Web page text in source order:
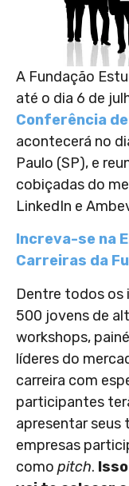
A Fundação
até o dia 6 de
Conferência
acontecerá no
Paulo (SP), e
cobiçadas do
LinkedIn e
Increva-se na
Carreiras da
Dentre todos os
500 jovens de
workshops,
líderes do
carreira com
participantes
apresentar seus
empresas
como pitch.